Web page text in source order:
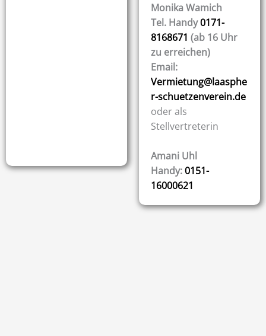
Monika Wamich
Tel. Handy0171-
8168671 (ab 16 Uhr
zu erreichen)
Email:
Vermietung@laasphe
r-schuetzenverein.de
oder als
Stellvertreterin
Amani Uhl
Handy:0151-
16000621